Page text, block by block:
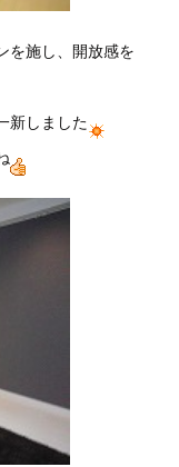
を施し、開放感を
新しました